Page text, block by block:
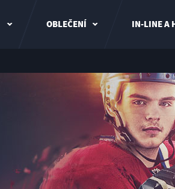
OBLEČENÍ IN-LINE A